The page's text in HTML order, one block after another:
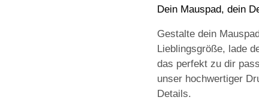
Dein Mauspad, dein
Gestalte dein
Lieblingsgröße, lade
das perfekt zu dir
unser hochwertiger
Details.